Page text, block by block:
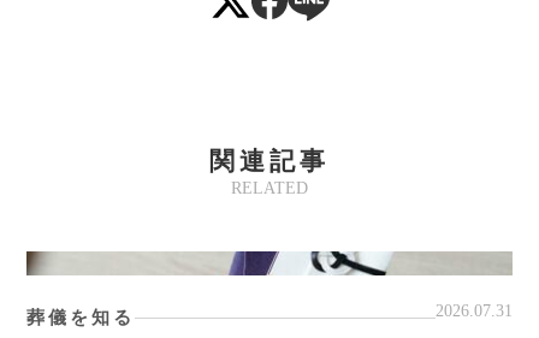
RELATED
関連記事
葬儀を知る 2026.07.31